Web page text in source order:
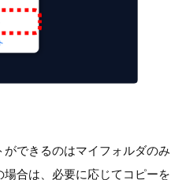
できるのはマイフォルダのみ
合は、必要に応じてコピーを